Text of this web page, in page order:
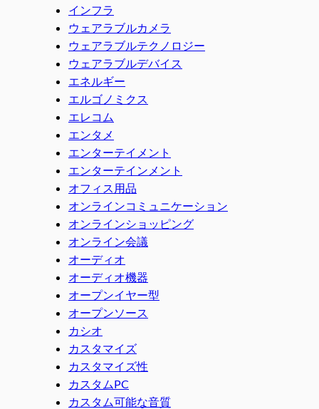
インフラ
ウェアラブルカメラ
ウェアラブルテクノロジー
ウェアラブルデバイス
エネルギー
エルゴノミクス
エレコム
エンタメ
エンターテイメント
エンターテインメント
オフィス用品
オンラインコミュニケーション
オンラインショッピング
オンライン会議
オーディオ
オーディオ機器
オープンイヤー型
オープンソース
カシオ
カスタマイズ
カスタマイズ性
カスタムPC
カスタム可能な音質